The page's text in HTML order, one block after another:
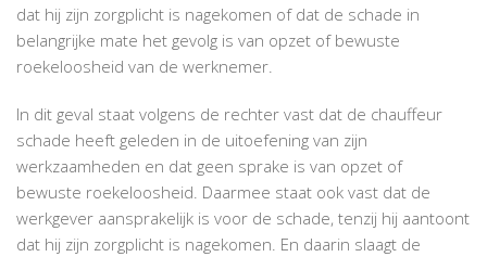
dat hij zijn zorgplicht is nagekomen of dat de schade in
belangrijke mate het gevolg is van opzet of bewuste
roekeloosheid van de werknemer.
In dit geval staat volgens de rechter vast dat de chauffeur
schade heeft geleden in de uitoefening van zijn
werkzaamheden en dat geen sprake is van opzet of
bewuste roekeloosheid. Daarmee staat ook vast dat de
werkgever aansprakelijk is voor de schade, tenzij hij aantoont
dat hij zijn zorgplicht is nagekomen. En daarin slaagt de